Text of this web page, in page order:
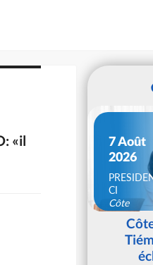
«il
7 Août
2026
CI
Côte
d'Ivoire